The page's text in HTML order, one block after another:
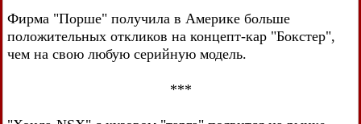
Фирма "Порше" получила в Америке больше
положительных откликов на концепт-кар "Бокстер",
чем на свою любую серийную модель.
***